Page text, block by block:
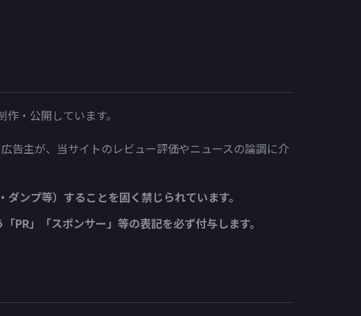
・公開しています。
告主が、当サイトのレビュー評価やニュースの論調に介
ンプ等）することを固く禁じられています。
PR」「スポンサー」等の表記を必ず付与します。